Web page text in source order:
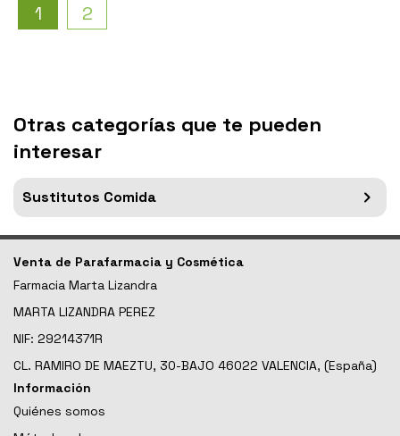
1 2
Otras categorías que te pueden
interesar
Sustitutos Comida
Venta de Parafarmacia y Cosmética
Farmacia Marta Lizandra
MARTA LIZANDRA PEREZ
NIF: 29214371R
CL. RAMIRO DE MAEZTU, 30-BAJO 46022 VALENCIA, (España)
Información
Quiénes somos